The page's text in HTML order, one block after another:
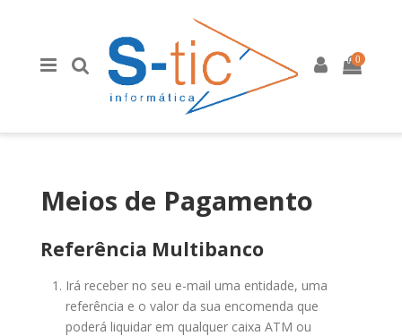
0
Meios de Pagamento
Referência Multibanco
Irá receber no seu e-mail uma entidade, uma
referência e o valor da sua encomenda que
poderá liquidar em qualquer caixa ATM ou